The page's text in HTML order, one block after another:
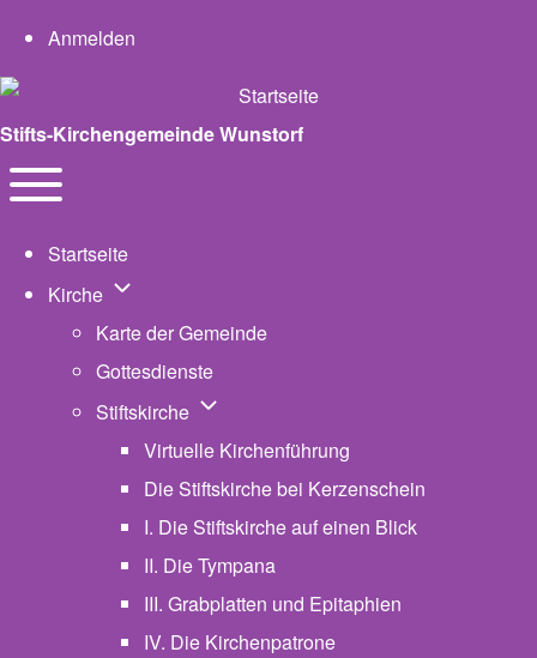
User account menu
Anmelden
Stifts-Kirchengemeinde Wunstorf
Navigation
Startseite
Kirche Unternavigation von Kirche
Karte der Gemeinde
Gottesdienste
Stiftskirche Unternavigation von Stiftskirche
Virtuelle Kirchenführung
Die Stiftskirche bei Kerzenschein
I. Die Stiftskirche auf einen Blick
II. Die Tympana
III. Grabplatten und Epitaphien
IV. Die Kirchenpatrone